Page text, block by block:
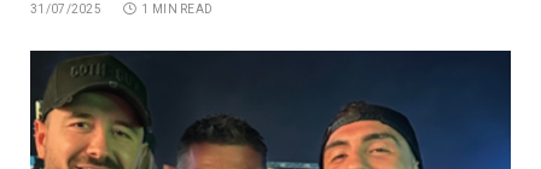
31/07/2025 1 MIN READ